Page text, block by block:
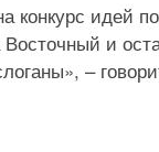
конкурс идей
и
–